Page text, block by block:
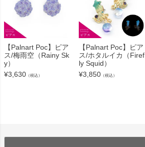
【Palnart Poc】ピア
ス/梅雨空（Rainy Sk
y）
¥3,630 （税込）
【Palnart Poc】ピア
ス/ホタルイカ（Firef
ly Squid）
¥3,850 （税込）